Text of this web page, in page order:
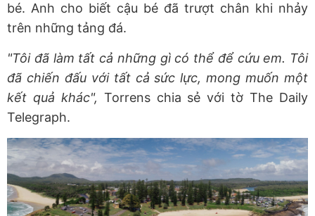
bé. Anh cho biết cậu bé đã trượt chân khi nhảy
trên những tảng đá.
"Tôi đã làm tất cả những gì có thể để cứu em. Tôi
đã chiến đấu với tất cả sức lực, mong muốn một
kết quả khác", Torrens chia sẻ với tờ The Daily
Telegraph.